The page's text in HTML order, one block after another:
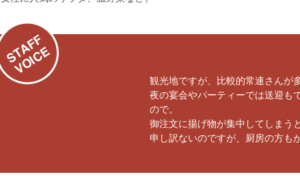
観光地ですが、比較的常連さんが
夜の宴会やパーティーでは送迎も
ので。
御注文に揚げ物が集中してしまう
申し訳ないのですが、厨房の方も